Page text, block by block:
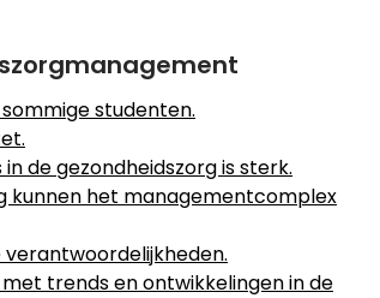
studenten.
de gezondheidszorg is sterk.
kunnen het managementcomplex
verantwoordelijkheden.
trends en ontwikkelingen in de